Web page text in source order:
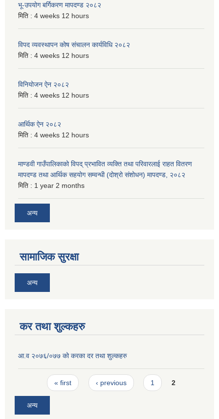
भू-उपयोग बर्गिकरण मापदण्ड २०८२
मिति : 4 weeks 12 hours
विपद व्यवस्थापन कोष संचालन कार्यविधि २०८२
मिति : 4 weeks 12 hours
विनियोजन ऐन २०८२
मिति : 4 weeks 12 hours
आर्थिक ऐन २०८२
मिति : 4 weeks 12 hours
माण्डवी गाउँपालिकाको विपद् प्रभावित व्यक्ति तथा परिवारलाई राहत वितरण
मापदण्ड तथा आर्थिक सहयोग सम्वन्धी (दोश्रो संशोधन) मापदण्ड, २०८२
मिति : 1 year 2 months
अन्य
सामाजिक सुरक्षा
अन्य
कर तथा शुल्कहरु
आ.व २०७६/०७७ को करका दर तथा शुल्कहरु
Pages« first ‹ previous 1 2
अन्य